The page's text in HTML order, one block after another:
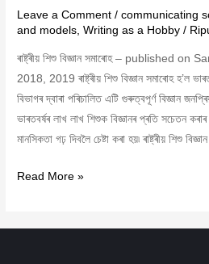
Leave a Comment /communicating
and models ,Writing as a Hobby /
ৰাষ্ট্ৰীয় শিশু বিজ্ঞান সমাৰোহ – published
2018, 2019 ৰাষ্ট্ৰীয় শিশু বিজ্ঞান সমাৰোহ হ’ল
বিভাগৰ দ্বাৰা পৰিচালিত এটি গুৰুত্বপূৰ্ণ বিজ্ঞান
ভাৰতবৰ্ষৰ লাখ লাখ শিশুক বিজ্ঞানৰ প্ৰতি সচেতন
মানসিকতা গঢ় দিবলৈ চেষ্টা কৰা হয়৷ ৰাষ্ট্ৰীয় শিশু
Read More »